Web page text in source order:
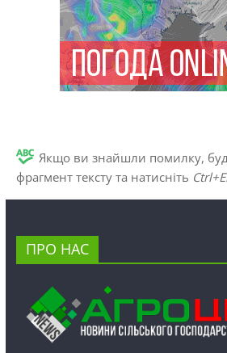
Якщо ви знайшли помилку,
фрагмент тексту та натисніть
ПРО НАС